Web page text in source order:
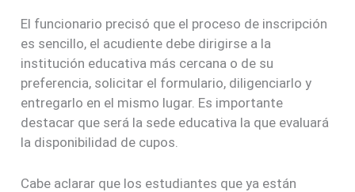
El funcionario precisó que el proceso de inscripción
es sencillo, el acudiente debe dirigirse a la
institución educativa más cercana o de su
preferencia, solicitar el formulario, diligenciarlo y
entregarlo en el mismo lugar. Es importante
destacar que será la sede educativa la que evaluará
la disponibilidad de cupos.
Cabe aclarar que los estudiantes que ya están